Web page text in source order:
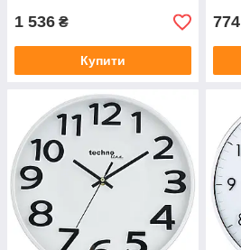
1 536 ₴
Купити
774